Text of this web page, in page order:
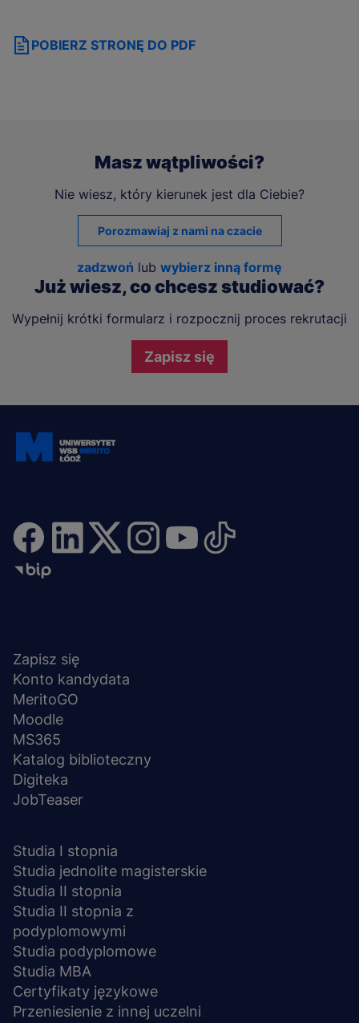
POBIERZ STRONĘ DO PDF
Masz wątpliwości?
Nie wiesz, który kierunek jest dla Ciebie?
Porozmawiaj z nami na czacie
zadzwoń lub wybierz inną formę
Już wiesz, co chcesz studiować?
Wypełnij krótki formularz i rozpocznij proces rekrutacji
Zapisz się
stopka
Zapisz się
Konto kandydata
MeritoGO
Moodle
MS365
Katalog biblioteczny
Digiteka
JobTeaser
Studia I stopnia
Studia jednolite magisterskie
Studia II stopnia
Studia II stopnia z
podyplomowymi
Studia podyplomowe
Studia MBA
Certyfikaty językowe
Przeniesienie z innej uczelni